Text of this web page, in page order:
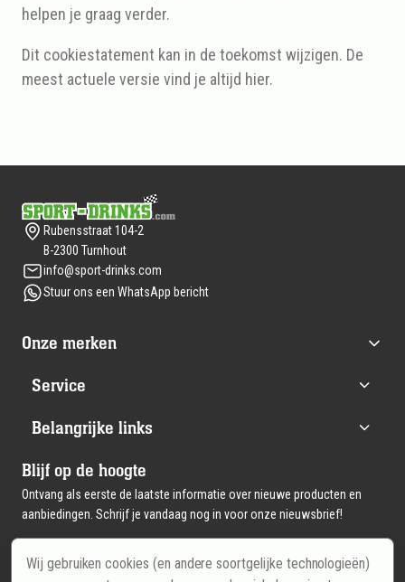
helpen je graag verder.
Dit cookiestatement kan in de toekomst wijzigen. De
meest actuele versie vind je altijd hier.
Rubensstraat 104-2
B-2300 Turnhout
info@sport-drinks.com
Stuur ons een WhatsApp bericht
Onze merken
Service
Belangrijke links
Blijf op de hoogte
Ontvang als eerste de laatste informatie over nieuwe producten en
aanbiedingen. Schrijf je vandaag nog in voor onze nieuwsbrief!
Email
Wij gebruiken cookies (en andere soortgelijke technologieën)